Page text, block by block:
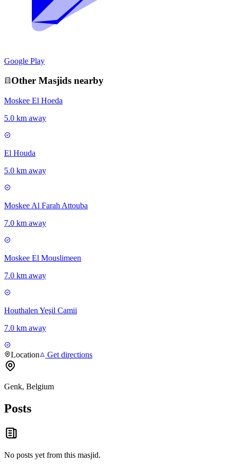
Google Play
Other Masjids nearby
Moskee El Hoeda
5.0 km away
El Houda
5.0 km away
Moskee Al Farah Attouba
7.0 km away
Moskee El Mouslimeen
7.0 km away
Houthalen Yeşil Camii
7.0 km away
Location Get directions
Genk, Belgium
Posts
No posts yet from this masjid.